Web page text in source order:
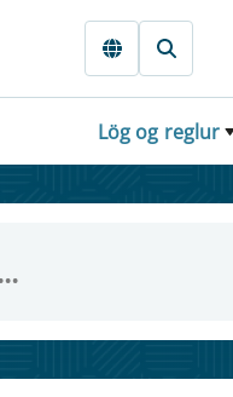
Lög og reglur